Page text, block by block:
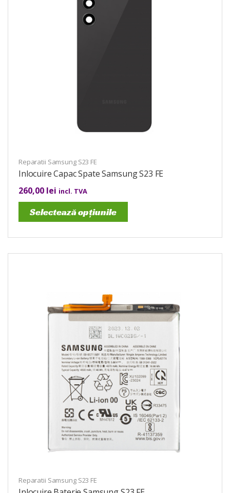
Reparatii Samsung S23 FE
Inlocuire Capac Spate Samsung S23 FE
260,00 lei incl. TVA
Selectează opțiunile
Reparatii Samsung S23 FE